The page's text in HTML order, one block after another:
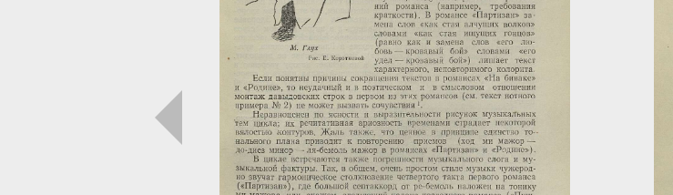
Загрузка...